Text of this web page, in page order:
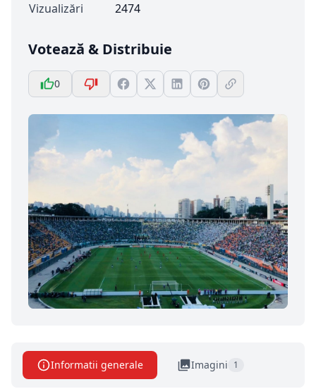
Vizualizări
2474
Votează & Distribuie
0
Informatii generale Imagini 1